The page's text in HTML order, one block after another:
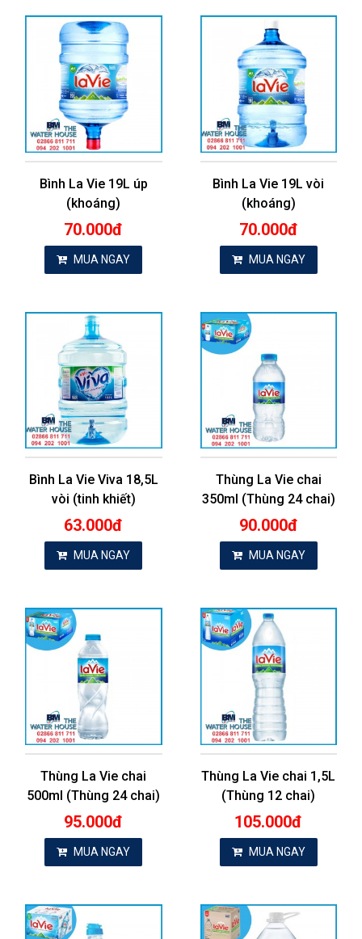
Bình La Vie 19L úp
(khoáng)
70.000đ
MUA NGAY
Bình La Vie 19L vòi
(khoáng)
70.000đ
MUA NGAY
Bình La Vie Viva 18,5L
vòi (tinh khiết)
63.000đ
MUA NGAY
Thùng La Vie chai
350ml (Thùng 24 chai)
90.000đ
MUA NGAY
Thùng La Vie chai
500ml (Thùng 24 chai)
95.000đ
MUA NGAY
Thùng La Vie chai 1,5L
(Thùng 12 chai)
105.000đ
MUA NGAY